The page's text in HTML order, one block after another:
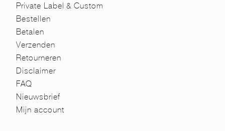
Private Label & Custom
Bestellen
Betalen
Verzenden
Retourneren
Disclaimer
FAQ
Nieuwsbrief
Mijn account